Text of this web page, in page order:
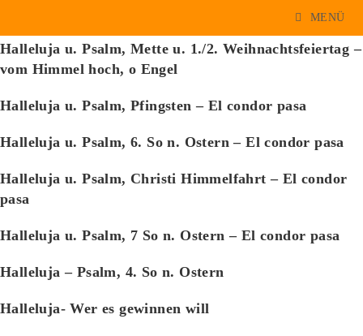
springen
MENÜ
Halleluja u. Psalm, Mette u. 1./2. Weihnachtsfeiertag –
vom Himmel hoch, o Engel
Halleluja u. Psalm, Pfingsten – El condor pasa
Halleluja u. Psalm, 6. So n. Ostern – El condor pasa
Halleluja u. Psalm, Christi Himmelfahrt – El condor
pasa
Halleluja u. Psalm, 7 So n. Ostern – El condor pasa
Halleluja – Psalm, 4. So n. Ostern
Halleluja- Wer es gewinnen will